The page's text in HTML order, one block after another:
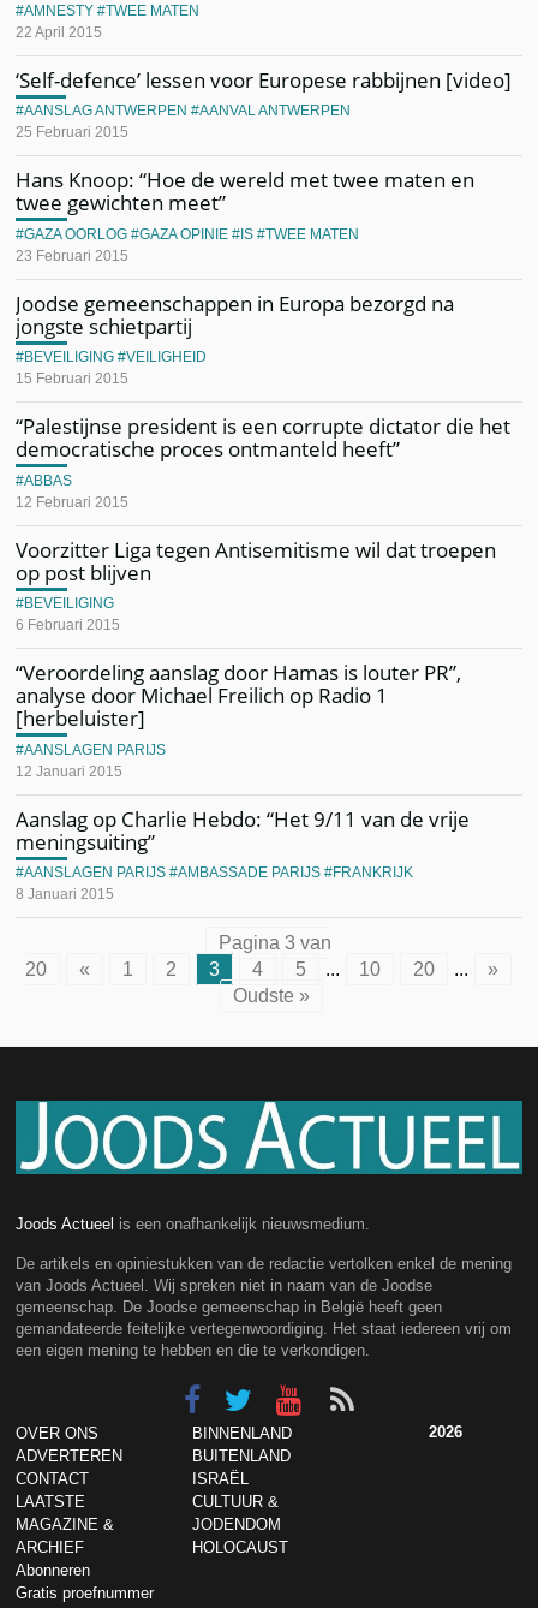
22 April 2015
AMNESTY TWEE MATEN
‘Self-defence’ lessen voor Europese rabbijnen [video]
25 Februari 2015
AANSLAG ANTWERPEN AANVAL ANTWERPEN
Hans Knoop: “Hoe de wereld met twee maten en
twee gewichten meet”
23 Februari 2015
GAZA OORLOG GAZA OPINIE IS TWEE MATEN
Joodse gemeenschappen in Europa bezorgd na
jongste schietpartij
15 Februari 2015
BEVEILIGING VEILIGHEID
“Palestijnse president is een corrupte dictator die het
democratische proces ontmanteld heeft”
12 Februari 2015
ABBAS
Voorzitter Liga tegen Antisemitisme wil dat troepen
op post blijven
6 Februari 2015
BEVEILIGING
“Veroordeling aanslag door Hamas is louter PR”,
analyse door Michael Freilich op Radio 1
[herbeluister]
12 Januari 2015
AANSLAGEN PARIJS
Aanslag op Charlie Hebdo: “Het 9/11 van de vrije
meningsuiting”
8 Januari 2015
AANSLAGEN PARIJS AMBASSADE PARIJS FRANKRIJK
Pagina 3 van
20
« 1 2 3 4 5 ... 10 20 ...
»
Oudste »
Joods Actueel is een onafhankelijk nieuwsmedium.
De artikels en opiniestukken van de redactie vertolken enkel de mening
van Joods Actueel. Wij spreken niet in naam van de Joodse
gemeenschap. De Joodse gemeenschap in België heeft geen
gemandateerde feitelijke vertegenwoordiging. Het staat iedereen vrij om
een eigen mening te hebben en die te verkondigen.
OVER ONS
ADVERTEREN
CONTACT
LAATSTE
MAGAZINE &
ARCHIEF
Abonneren
Gratis proefnummer
BINNENLAND
BUITENLAND
ISRAËL
CULTUUR &
JODENDOM
HOLOCAUST
2026